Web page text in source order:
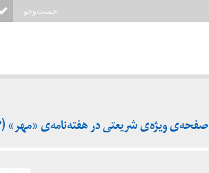
صفحه‌ی ویژه‌ی شریعتی در هفته‌نامه‌ی «مهر» (۱۷ تیر ۱۳۷۶)